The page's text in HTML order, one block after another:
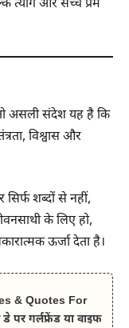
त्याग और सच्चे प्रेम
असली संदेश यह है कि
विश्वास और
सिर्फ शब्दों से नहीं,
के लिए हो,
ऊर्जा देता है।
& Quotes For
गर्लफ्रेंड या वाइफ